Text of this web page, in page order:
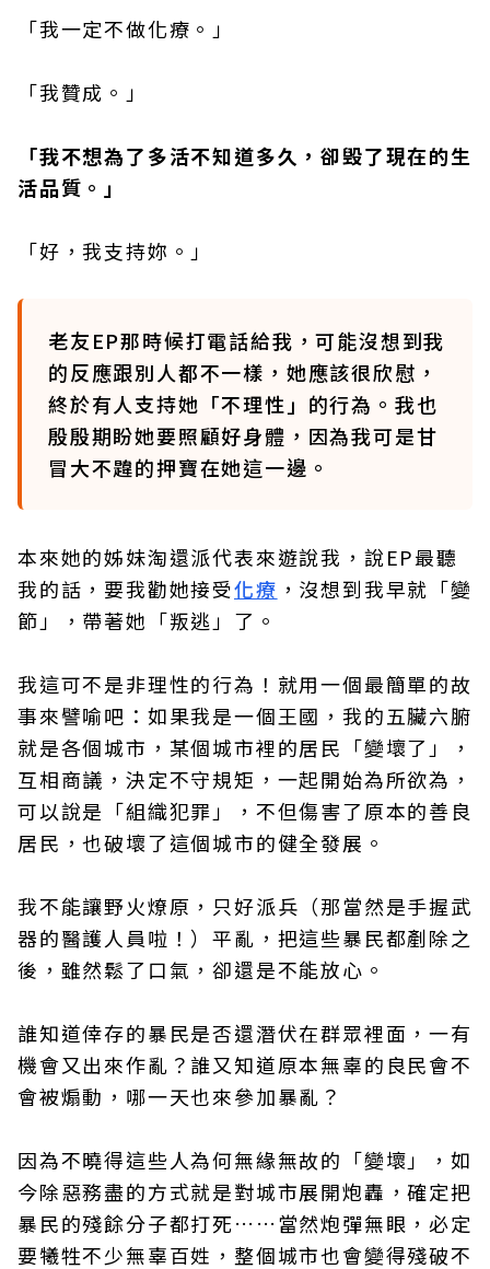
「我一定不做化療。」
「我贊成。」
「我不想為了多活不知道多久，卻毁了現在的生
活品質。」
「好，我支持妳。」
老友EP那時候打電話給我，可能沒想到我
的反應跟別人都不一樣，她應該很欣慰，
終於有人支持她「不理性」的行為。我也
殷殷期盼她要照顧好身體，因為我可是甘
冒大不韙的押寶在她這一邊。
本來她的姊妹淘還派代表來遊說我，說EP最聽
我的話，要我勸她接受化療 ，沒想到我早就「變
節」，帶著她「叛逃」了。
我這可不是非理性的行為！就用一個最簡單的故
事來譬喻吧：如果我是一個王國，我的五臟六腑
就是各個城市，某個城市裡的居民「變壞了」，
互相商議，決定不守規矩，一起開始為所欲為，
可以說是「組織犯罪」，不但傷害了原本的善良
居民，也破壞了這個城市的健全發展。
我不能讓野火燎原，只好派兵（那當然是手握武
器的醫護人員啦！）平亂，把這些暴民都剷除之
後，雖然鬆了口氣，卻還是不能放心。
誰知道倖存的暴民是否還潛伏在群眾裡面，一有
機會又出來作亂？誰又知道原本無辜的良民會不
會被煽動，哪一天也來參加暴亂？
因為不曉得這些人為何無緣無故的「變壞」，如
今除惡務盡的方式就是對城市展開炮轟，確定把
暴民的殘餘分子都打死……當然炮彈無眼，必定
要犧牲不少無辜百姓，整個城市也會變得殘破不